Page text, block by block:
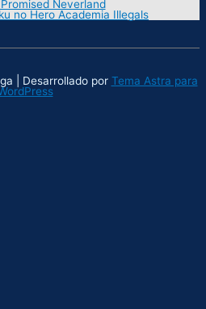
Neverland
no Hero Academia Illegals
| Desarrollado por Tema Astra para